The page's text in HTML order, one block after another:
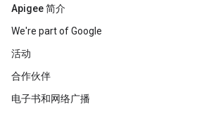
Apigee 简介
We're part of Google
活动
合作伙伴
电子书和网络广播